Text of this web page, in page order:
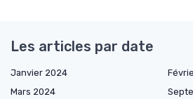
Les articles par date
Janvier 2024
Mars 2024